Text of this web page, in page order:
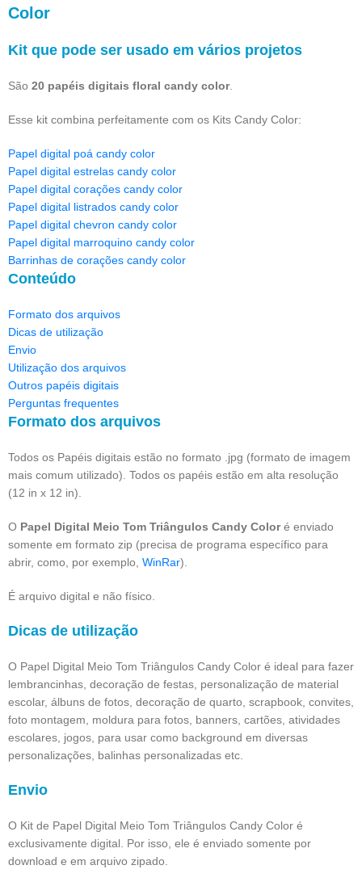
Color
Kit que pode ser usado em vários projetos
São 20 papéis digitais floral candy color.
Esse kit combina perfeitamente com os Kits Candy Color:
Papel digital poá candy color
Papel digital estrelas candy color
Papel digital corações candy color
Papel digital listrados candy color
Papel digital chevron candy color
Papel digital marroquino candy color
Barrinhas de corações candy color
Conteúdo
Formato dos arquivos
Dicas de utilização
Envio
Utilização dos arquivos
Outros papéis digitais
Perguntas frequentes
Formato dos arquivos
Todos os Papéis digitais estão no formato .jpg (formato de imagem
mais comum utilizado). Todos os papéis estão em alta resolução
(12 in x 12 in).
O Papel Digital Meio Tom Triângulos Candy Coloré enviado
somente em formato zip (precisa de programa específico para
abrir, como, por exemplo, WinRar).
É arquivo digital e não físico.
Dicas de utilização
O Papel Digital Meio Tom Triângulos Candy Color é ideal para fazer
lembrancinhas, decoração de festas, personalização de material
escolar, álbuns de fotos, decoração de quarto, scrapbook, convites,
foto montagem, moldura para fotos, banners, cartões, atividades
escolares, jogos, para usar como background em diversas
personalizações, balinhas personalizadas etc.
Envio
O Kit de Papel Digital Meio Tom Triângulos Candy Color é
exclusivamente digital. Por isso, ele é enviado somente por
download e em arquivo zipado.